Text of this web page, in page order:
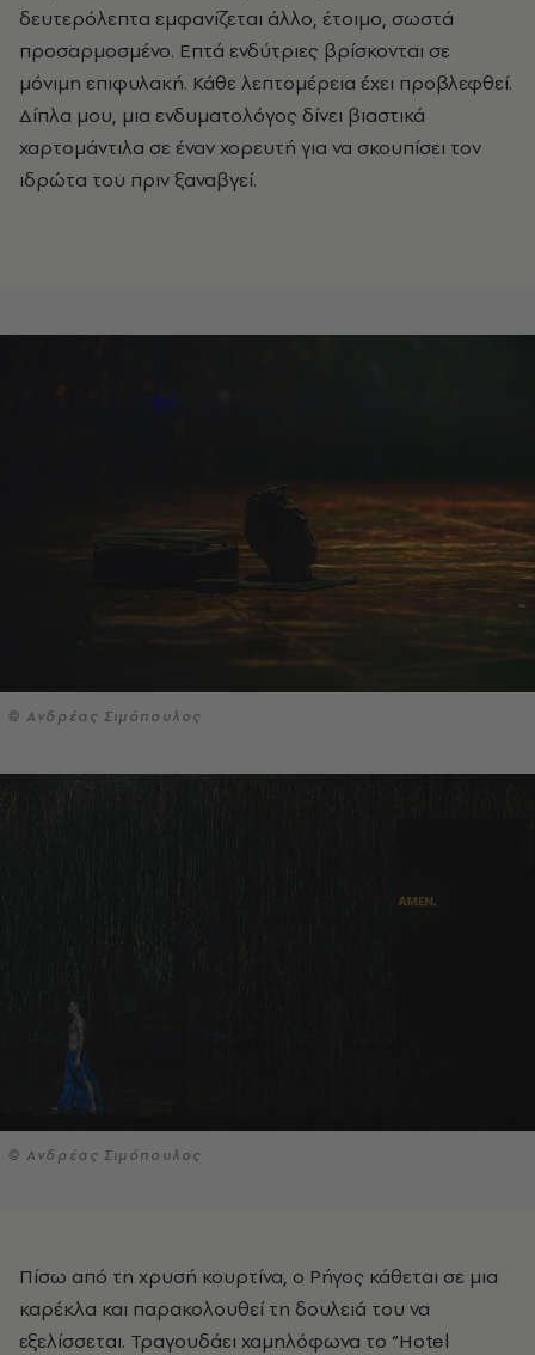
δευτερόλεπτα εμφανίζεται άλλο, έτοιμο, σωστά
προσαρμοσμένο. Επτά ενδύτριες βρίσκονται σε
μόνιμη επιφυλακή. Κάθε λεπτομέρεια έχει προβλεφθεί.
Δίπλα μου, μια ενδυματολόγος δίνει βιαστικά
χαρτομάντιλα σε έναν χορευτή για να σκουπίσει τον
ιδρώτα του πριν ξαναβγεί.
© Ανδρέας Σιμόπουλος
© Ανδρέας Σιμόπουλος
Πίσω από τη χρυσή κουρτίνα, ο Ρήγος κάθεται σε μια
καρέκλα και παρακολουθεί τη δουλειά του να
εξελίσσεται. Τραγουδάει χαμηλόφωνα το “Hotel